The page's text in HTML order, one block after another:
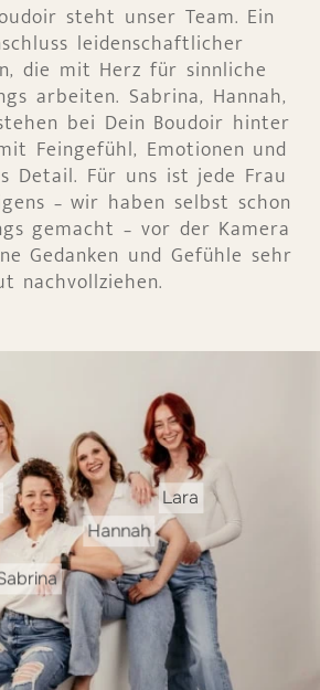
Hannah
Lara
steht unser Team. Ein
leidenschaftlicher
die mit Herz für sinnliche
arbeiten. Sabrina, Hannah,
bei Dein Boudoir hinter
Feingefühl, Emotionen und
Detail. Für uns ist jede Frau
– wir haben selbst schon
gemacht – vor der Kamera
Gedanken und Gefühle sehr
nachvollziehen.